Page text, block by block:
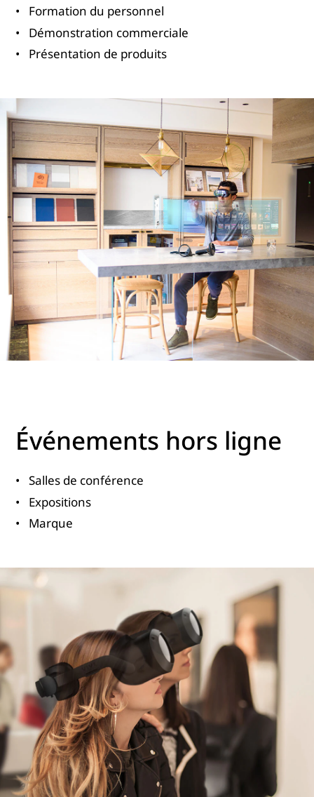
Formation du personnel
Démonstration commerciale
Présentation de produits
Événements hors ligne
Salles de conférence
Expositions
Marque